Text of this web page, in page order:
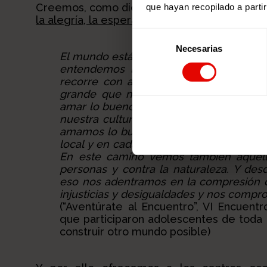
que hayan recopilado a
consentimiento
Necesarias
Creemos, como dicen los y las jóvenes que
la alegría, la esperanza y la empatía
El mundo está roto y herido y, a pesar
entendemos la educación para la
recorre con alegría y esperanza,
grande que nosotras y nosotros
amar lo bueno y lo bello que late en
nuestra cultura, y en nuestra Casa
amamos lo bueno y lo bello que late
local y en cada cultura, sin importar lo
En este camino vemos también
personas y contra la naturaleza. Y
eso nos adentramos en la compresión
injusticias y desigualdades y nos
(“Aventúrate al Encuentro”, VI
que participaron adolescentes de toda
construir otro mundo posible)